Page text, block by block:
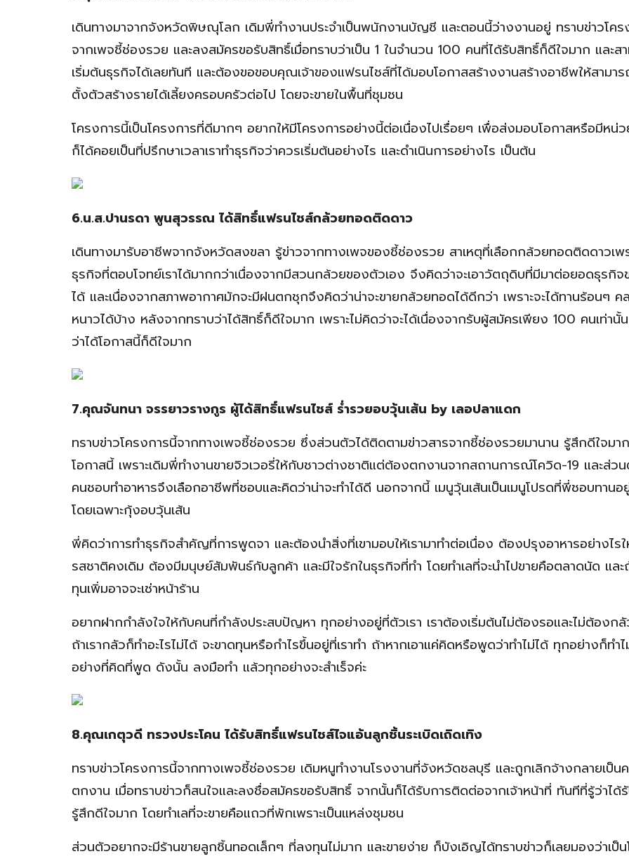
เดินทางมาจากจังหวัดพิษณุโลก เดิมพี่ทำงานประจำเป็นพนักงานบัญชี และตอนนี้ว่างงานอยู่ ทราบข่าวโคร
จากเพจชี้ช่องรวย และลงสมัครขอรับสิทธิ์เมื่อทราบว่าเป็น 1 ในจำนวน 100 คนที่ได้รับสิทธิ์ก็ดีใจมาก และส
เริ่มต้นธุรกิจได้เลยทันที และต้องขอขอบคุณเจ้าของแฟรนไชส์ที่ได้มอบโอกาสสร้างงานสร้างอาชีพให้สามาร
ตั้งตัวสร้างรายได้เลี้ยงครอบครัวต่อไป โดยจะขายในพื้นที่ชุมชน
โครงการนี้เป็นโครงการที่ดีมากๆ อยากให้มีโครงการอย่างนี้ต่อเนื่องไปเรื่อยๆ เพื่อส่งมอบโอกาสหรือมีหน่
ก็ได้คอยเป็นที่ปรึกษาเวลาเราทำธุรกิจว่าควรเริ่มต้นอย่างไร และดำเนินการอย่างไร เป็นต้น
6.น.ส.ปานรดา พูนสุวรรณ ได้สิทธิ์แฟรนไชส์กล้วยทอดติดดาว
เดินทางมารับอาชีพจากจังหวัดสงขลา รู้ข่าวจากทางเพจของชี้ช่องรวย สาเหตุที่เลือกกล้วยทอดติดดาวเพร
ธุรกิจที่ตอบโจทย์เราได้มากกว่าเนื่องจากมีสวนกล้วยของตัวเอง จึงคิดว่าจะเอาวัตถุดิบที่มีมาต่อยอดธุรกิจ
ได้ และเนื่องจากสภาพอากาศมักจะมีฝนตกชุกจึงคิดว่าน่าจะขายกล้วยทอดได้ดีกว่า เพราะจะได้ทานร้อนๆ ค
หนาวได้บ้าง หลังจากทราบว่าได้สิทธิ์ก็ดีใจมาก เพราะไม่คิดว่าจะได้เนื่องจากรับผู้สมัครเพียง 100 คนเท่านั้
ว่าได้โอกาสนี้ก็ดีใจมาก
7.คุณจันทนา จรรยาวรางกูร ผู้ได้สิทธิ์แฟรนไชส์ ร่ำรวยอบวุ้นเส้น by เลอปลาแดก
ทราบข่าวโครงการนี้จากทางเพจชี้ช่องรวย ซึ่งส่วนตัวได้ติดตามข่าวสารจากชี้ช่องรวยมานาน รู้สึกดีใจมา
โอกาสนี้ เพราะเดิมพี่ทำงานขายจิวเวอรี่ให้กับชาวต่างชาติแต่ต้องตกงานจากสถานการณ์โควิด-19 และส่วน
คนชอบทำอาหารจึงเลือกอาชีพที่ชอบและคิดว่าน่าจะทำได้ดี นอกจากนี้ เมนูวุ้นเส้นเป็นเมนูโปรดที่พี่ชอบทานอ
โดยเฉพาะกุ้งอบวุ้นเส้น
พี่คิดว่าการทำธุรกิจสำคัญที่การพูดจา และต้องนำสิ่งที่เขามอบให้เรามาทำต่อเนื่อง ต้องปรุงอาหารอย่างไร
รสชาติคงเดิม ต้องมีมนุษย์สัมพันธ์กับลูกค้า และมีใจรักในธุรกิจที่ทำ โดยทำเลที่จะนำไปขายคือตลาดนัด และ
ทุนเพิ่มอาจจะเช่าหน้าร้าน
อยากฝากกำลังใจให้กับคนที่กำลังประสบปัญหา ทุกอย่างอยู่ที่ตัวเรา เราต้องเริ่มต้นไม่ต้องรอและไม่ต้องกลั
ถ้าเรากลัวก็ทำอะไรไม่ได้ จะขาดทุนหรือกำไรขึ้นอยู่ที่เราทำ ถ้าหากเอาแค่คิดหรือพูดว่าทำไม่ได้ ทุกอย่างก็ทำ
อย่างที่คิดที่พูด ดังนั้น ลงมือทำ แล้วทุกอย่างจะสำเร็จค่ะ
8.คุณเกตุวดี ทรวงประโคน ได้รับสิทธิ์แฟรนไชส์ไจแอ้นลูกชิ้นระเบิดเถิดเทิง
ทราบข่าวโครงการนี้จากทางเพจชี้ช่องรวย เดิมหนูทำงานโรงงานที่จังหวัดชลบุรี และถูกเลิกจ้างกลายเป็น
ตกงาน เมื่อทราบข่าวก็สนใจและลงชื่อสมัครขอรับสิทธิ์ จากนั้นก็ได้รับการติดต่อจากเจ้าหน้าที่ ทันทีที่รู้ว่าได้
รู้สึกดีใจมาก โดยทำเลที่จะขายคือแถวที่พักเพราะเป็นแหล่งชุมชน
ส่วนตัวอยากจะมีร้านขายลูกชิ้นทอดเล็กๆ ที่ลงทุนไม่มาก และขายง่าย ก็บังเอิญได้ทราบข่าวก็เลยมองว่าเป็